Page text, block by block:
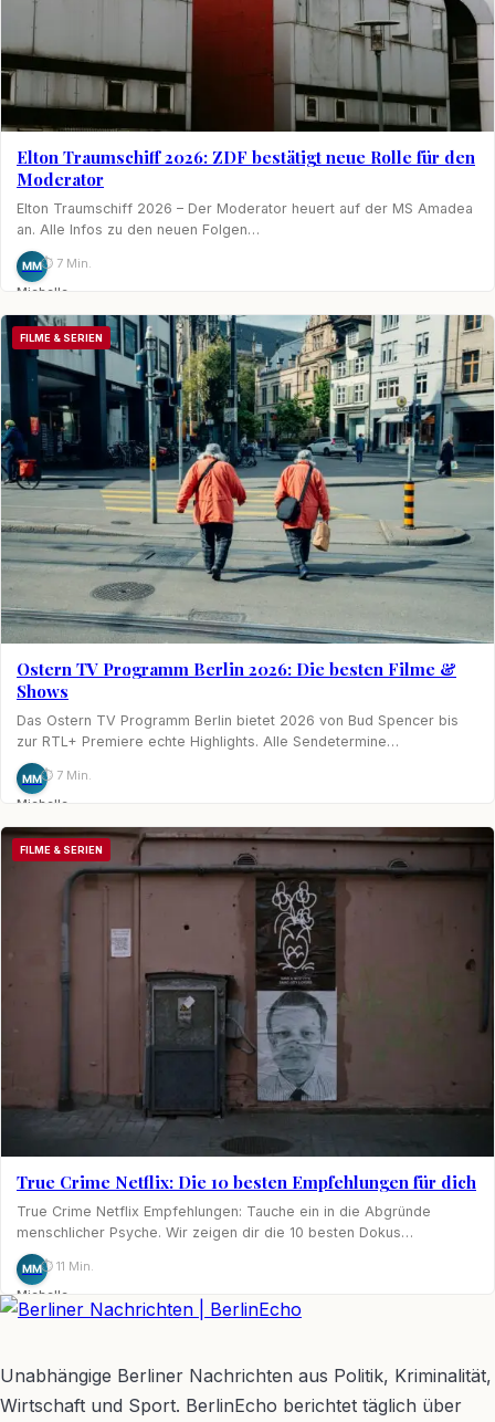
Elton Traumschiff 2026: ZDF bestätigt neue Rolle für den
Moderator
Elton Traumschiff 2026 – Der Moderator heuert auf der MS Amadea
an. Alle Infos zu den neuen Folgen…
MM
Michelle
Möhring
⏱ 7 Min.
FILME & SERIEN
Ostern TV Programm Berlin 2026: Die besten Filme &
Shows
Das Ostern TV Programm Berlin bietet 2026 von Bud Spencer bis
zur RTL+ Premiere echte Highlights. Alle Sendetermine…
MM
Michelle
Möhring
⏱ 7 Min.
FILME & SERIEN
True Crime Netflix: Die 10 besten Empfehlungen für dich
True Crime Netflix Empfehlungen: Tauche ein in die Abgründe
menschlicher Psyche. Wir zeigen dir die 10 besten Dokus…
MM
Michelle
Möhring
⏱ 11 Min.
Unabhängige Berliner Nachrichten aus Politik, Kriminalität,
Wirtschaft und Sport. BerlinEcho berichtet täglich über